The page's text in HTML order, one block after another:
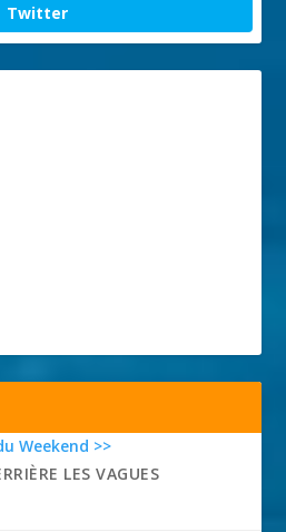
Twitter
Weekend >>
LES VAGUES